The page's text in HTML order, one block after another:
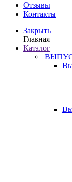
Отзывы
Контакты
Закрыть
Главная
Каталог